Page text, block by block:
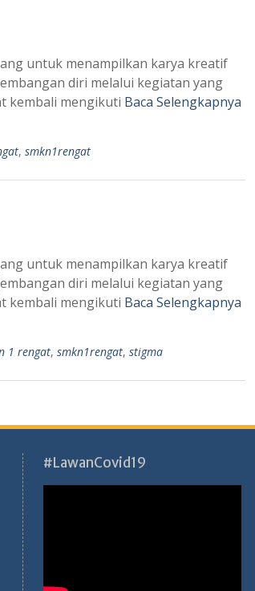
untuk menampilkan karya kreatif
diri melalui kegiatan yang
kembali mengikuti Baca Selengkapnya
, smkn1rengat
untuk menampilkan karya kreatif
diri melalui kegiatan yang
kembali mengikuti Baca Selengkapnya
1 rengat, smkn1rengat, stigma
#LawanCovid19